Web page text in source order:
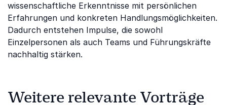
wissenschaftliche Erkenntnisse mit persönlichen
Erfahrungen und konkreten Handlungsmöglichkeiten.
Dadurch entstehen Impulse, die sowohl
Einzelpersonen als auch Teams und Führungskräfte
nachhaltig stärken.
Weitere relevante Vorträge